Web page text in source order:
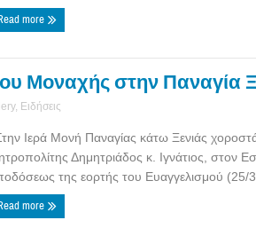
more
Μοναχής στην Παναγία
, Ειδήσεις
Ιερά Μονή Παναγίας κάτω Ξενιάς
Δημητριάδος κ. Ιγνάτιος, στον
της εορτής του Ευαγγελισμού (25/
more